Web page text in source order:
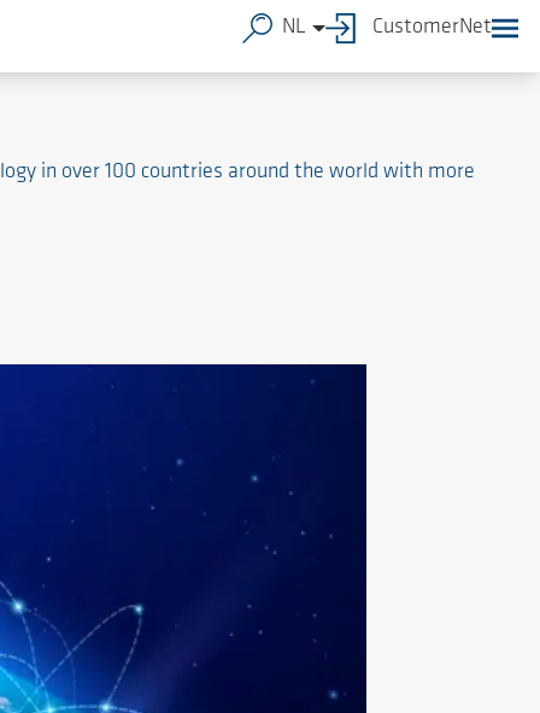
in over 100 countries around the world with more
NL CustomerNet